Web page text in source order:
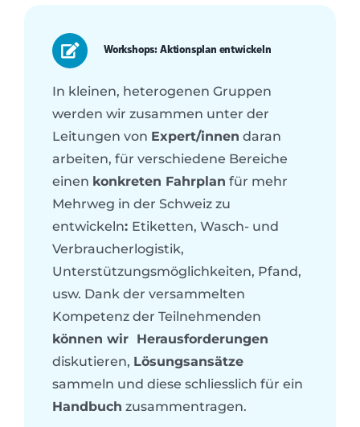
Workshops: Aktionsplan entwickeln
In kleinen, heterogenen Gruppen
werden wir zusammen unter der
Leitungen von Expert/innen daran
arbeiten, für verschiedene Bereiche
einen konkreten Fahrplan für mehr
Mehrweg in der Schweiz zu
entwickeln: Etiketten, Wasch- und
Verbraucherlogistik,
Unterstützungsmöglichkeiten, Pfand,
usw. Dank der versammelten
Kompetenz der Teilnehmenden
können wir Herausforderungen
diskutieren, Lösungsansätze
sammeln und diese schliesslich für ein
Handbuch zusammentragen.